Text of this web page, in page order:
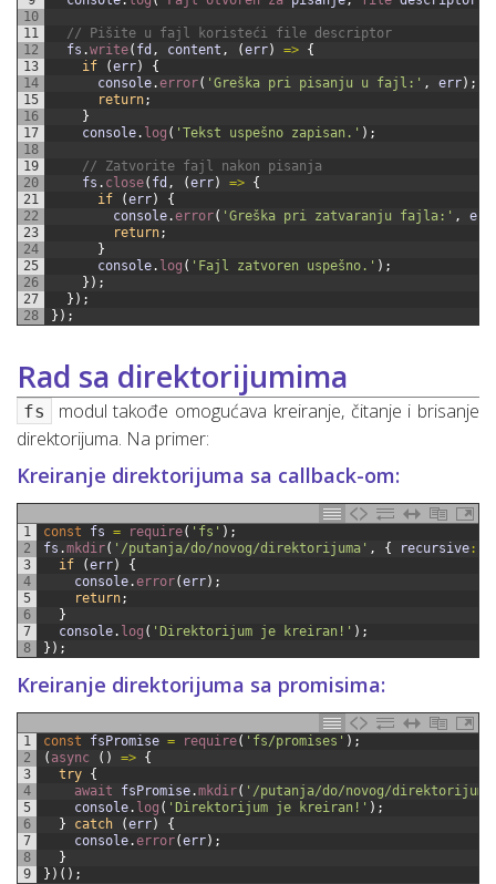
10
11
12
13
14
15
16
17
18
19
20
21
22
23
24
25
26
27
28
// Pišite u fajl koristeći file descriptor
fs .write( fd , content , (err) => {
if
(err)
{
console.error( 'Greška pri pisanju u fajl:' , err) ;
return;
}
console. log ( 'Tekst uspešno zapisan.' ) ;
// Zatvorite fajl nakon pisanja
fs . close( fd , (err) => {
if
(err)
{
console.error( 'Greška pri zatvaranju fajla:' , err
return;
}
console. log ( 'Fajl zatvoren uspešno.' ) ;
} ) ;
} ) ;
} ) ;
Rad sa direktorijumima
fs
modul takođe omogućava kreiranje, čitanje i brisanje
direktorijuma. Na primer:
Kreiranje direktorijuma sa callback-om:
1
2
3
4
5
6
7
8
const fs = require( 'fs' ) ;
fs .mkdir( '/putanja/do/novog/direktorijuma' , { recursive :
if
(err)
{
console.error(err) ;
return;
}
console. log ( 'Direktorijum je kreiran!' ) ;
} ) ;
Kreiranje direktorijuma sa promisima:
1
2
3
4
5
6
7
8
9
const fsPromise = require( 'fs/promises' ) ;
( async ( ) => {
try {
await fsPromise.mkdir( '/putanja/do/novog/
console. log ( 'Direktorijum je kreiran!' ) ;
}
catch (err)
{
console.error(err) ;
}
} ) ( ) ;